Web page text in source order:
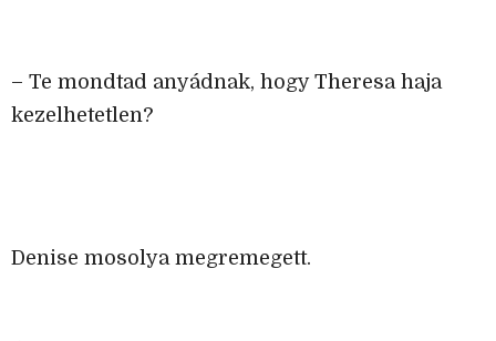
– Te mondtad anyádnak, hogy Theresa haja
kezelhetetlen?
Denise mosolya megremegett.